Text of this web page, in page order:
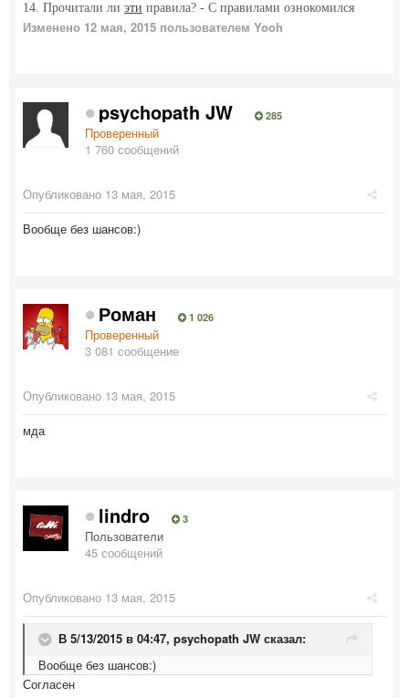
14. Прочитали ли эти правила? - С правилами ознокомился
Изменено 12 мая, 2015 пользователем Yooh
psychopath JW 285
Проверенный
1 760 сообщений
Опубликовано 13 мая, 2015
Вообще без шансов:)
Роман 1 026
Проверенный
3 081 сообщение
Опубликовано 13 мая, 2015
мда
lindro 3
Пользователи
45 сообщений
Опубликовано 13 мая, 2015
В 5/13/2015 в 04:47, psychopath JW сказал:
Вообще без шансов:)
​Согласен